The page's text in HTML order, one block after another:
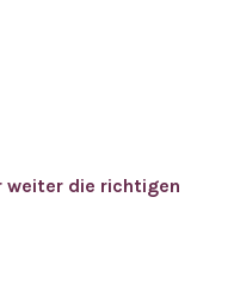
weiter die richtigen